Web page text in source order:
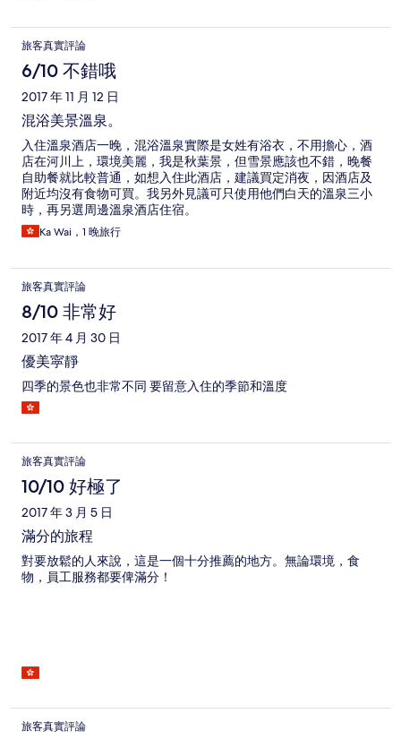
旅客真實評論
6/10 不錯哦
2017 年 11 月 12 日
混浴美景溫泉。
入住溫泉酒店一晚，混浴溫泉實際是女姓有浴衣，不用擔心，酒
店在河川上，環境美麗，我是秋葉景，但雪景應該也不錯，晚餐
自助餐就比較普通，如想入住此酒店，建議買定消夜，因酒店及
附近均沒有食物可買。我另外見議可只使用他們白天的溫泉三小
時，再另選周邊溫泉酒店住宿。
Ka Wai，1 晚旅行
旅客真實評論
8/10 非常好
2017 年 4 月 30 日
優美寜靜
四季的景色也非常不同 要留意入住的季節和溫度
旅客真實評論
10/10 好極了
2017 年 3 月 5 日
滿分的旅程
對要放鬆的人來說，這是一個十分推薦的地方。無論環境，食
物，員工服務都要俾滿分！
旅客真實評論